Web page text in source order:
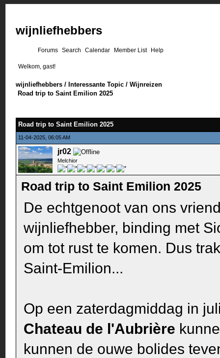
wijnliefhebbers
Forums Search Calendar Member List Help
Welkom, gast!
wijnliefhebbers / Interessante Topic /Wijnreizen
Road trip to Saint Emilion 2025
Road trip to Saint Emilion 2025
11-04-2025, 06:05 AM
jr02
Melchior
Road trip to Saint Emilion 2025
De echtgenoot van ons
wijnliefhebber, binding met
om tot rust te komen. Dus
Saint-Emilion...
Op een zaterdagmiddag in
Chateau de l'Aubrière
kunnen de ouwe bolides